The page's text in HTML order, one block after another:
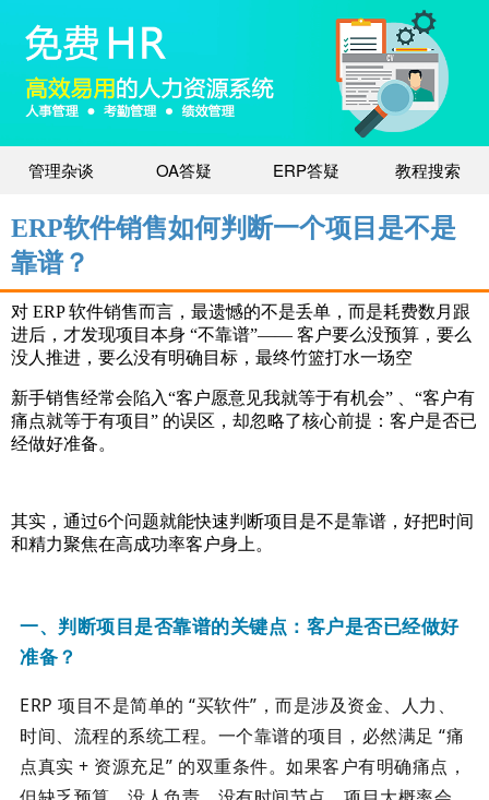
管理杂谈 OA答疑 ERP答疑 教程搜索
ERP软件销售如何判断一个项目是不是
靠谱？
对 ERP 软件销售而言，最遗憾的不是丢单，而是耗费数月跟
进后，才发现项目本身 “不靠谱”—— 客户要么没预算，要么
没人推进，要么没有明确目标，最终竹篮打水一场空
新手销售经常会陷入“客户愿意见我就等于有机会” 、“客户有
痛点就等于有项目” 的误区，却忽略了核心前提：客户是否已
经做好准备。
其实，通过6个问题就能快速判断项目是不是靠谱，好把时间
和精力聚焦在高成功率客户身上。
一、判断项目是否靠谱的关键点：客户是否已经做好
准备？
ERP 项目不是简单的 “买软件”，而是涉及资金、人力、
时间、流程的系统工程。一个靠谱的项目，必然满足 “痛
点真实 + 资源充足” 的双重条件。如果客户有明确痛点，